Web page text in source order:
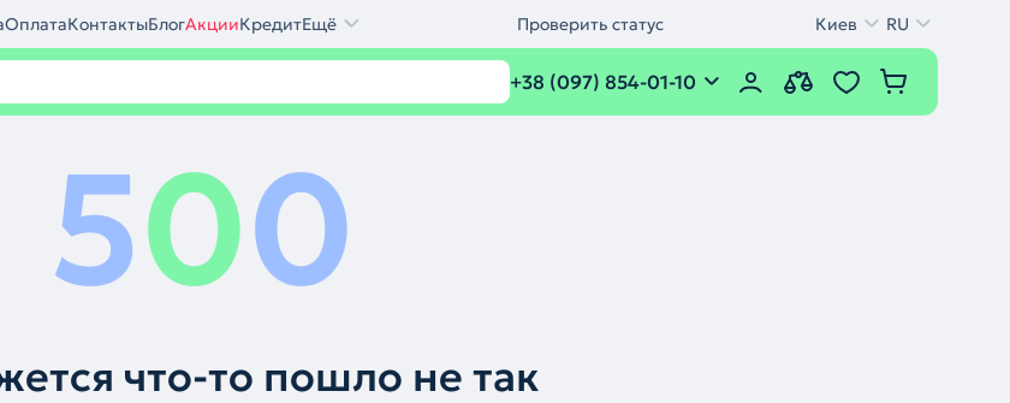
ОплатаКонтактыБлогАкцииКредитЕщё Проверить статус Киев RU
+38 (097) 854-01-10
500
что-то пошло не так